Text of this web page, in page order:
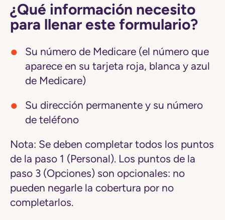
¿Qué información necesito
para llenar este formulario?
Su número de Medicare (el número que
aparece en su tarjeta roja, blanca y azul
de Medicare)
Su dirección permanente y su número
de teléfono
Nota: Se deben completar todos los puntos
de la paso 1 (Personal). Los puntos de la
paso 3 (Opciones) son opcionales: no
pueden negarle la cobertura por no
completarlos.